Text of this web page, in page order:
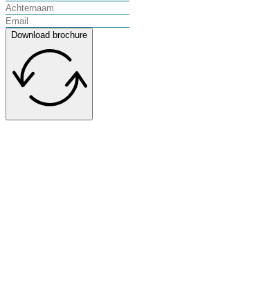
Download brochure